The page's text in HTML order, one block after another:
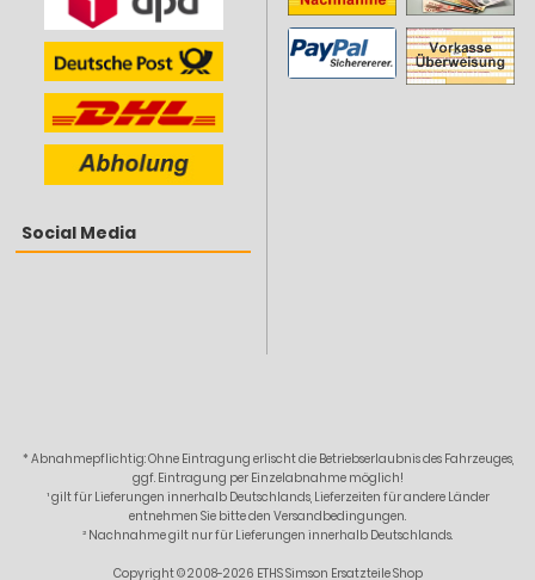
Social Media
* Abnahmepflichtig: Ohne Eintragung erlischt die Betriebserlaubnis des Fahrzeuges,
ggf. Eintragung per Einzelabnahme möglich!
¹ gilt für Lieferungen innerhalb Deutschlands, Lieferzeiten für andere Länder
entnehmen Sie bitte den Versandbedingungen.
² Nachnahme gilt nur für Lieferungen innerhalb Deutschlands.
Copyright © 2008-2026 ETHS Simson Ersatzteile Shop